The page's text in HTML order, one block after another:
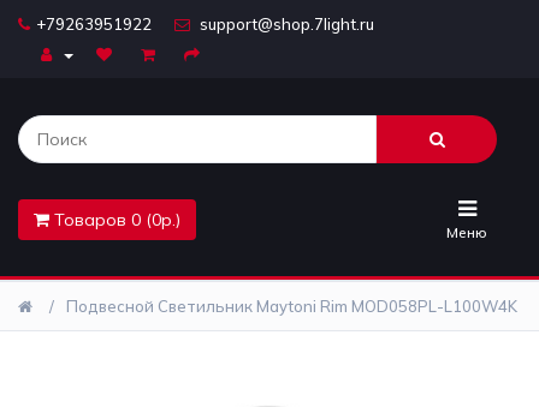
+79263951922 support@shop.7light.ru
Товаров 0 (0р.)
Меню
Комплектующие
Лайтбоксы
Подвесной Светильник Maytoni Rim MOD058PL-L100W4K